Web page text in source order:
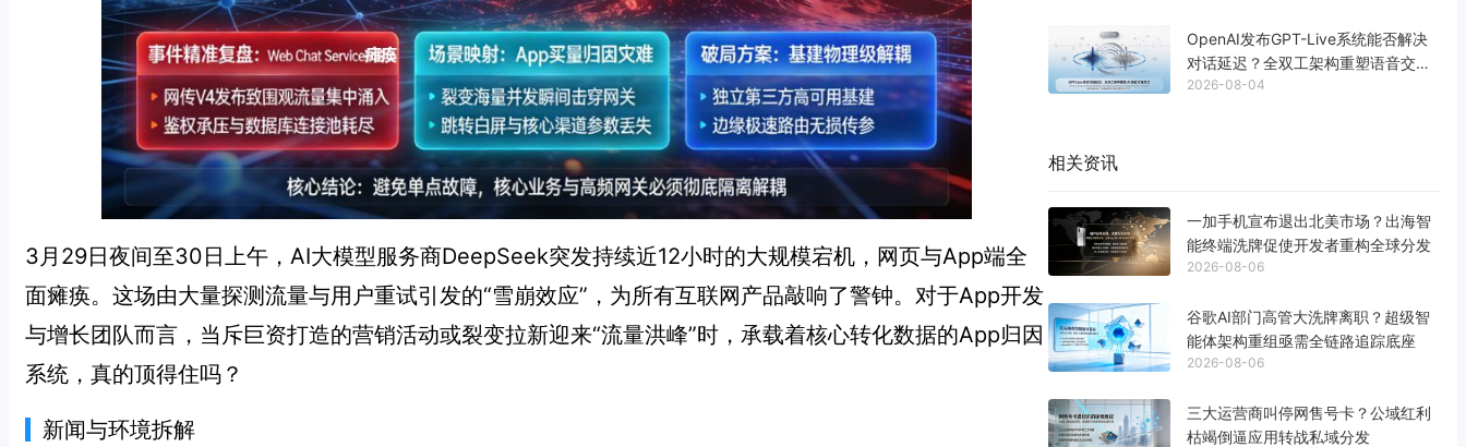
3月29日夜间至30日上午，AI大模型服务商DeepSeek突发持续近12小时的大规模宕机，网页与App端全
面瘫痪。这场由大量探测流量与用户重试引发的“雪崩效应”，为所有互联网产品敲响了警钟。对于App开发
与增长团队而言，当斥巨资打造的营销活动或裂变拉新迎来“流量洪峰”时，承载着核心转化数据的App归因
系统，真的顶得住吗？
新闻与环境拆解
OpenAI发布GPT-Live系统能否解决
对话延迟？全双工架构重塑语音交互
生态
2026-08-04
相关资讯
一加手机宣布退出北美市场？出海智
能终端洗牌促使开发者重构全球分发
2026-08-06
谷歌AI部门高管大洗牌离职？超级智
能体架构重组亟需全链路追踪底座
2026-08-06
三大运营商叫停网售号卡？公域红利
枯竭倒逼应用转战私域分发